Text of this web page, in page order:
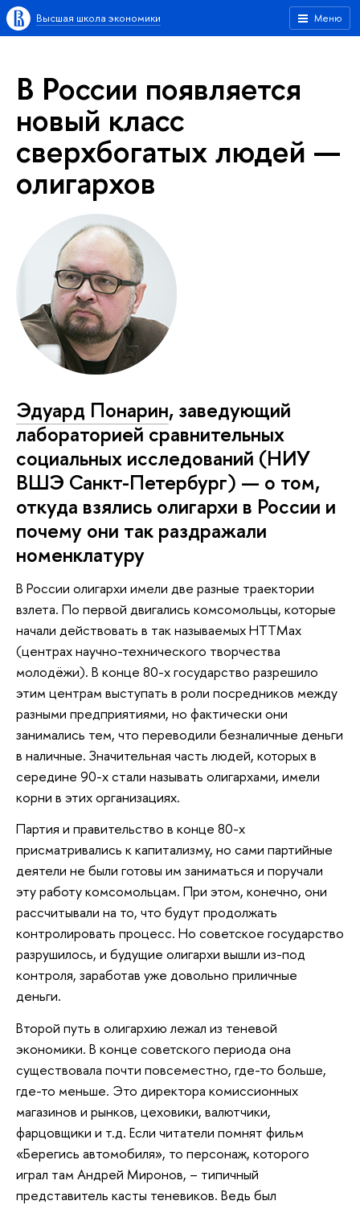
Меню
Высшая школа экономики
В России появляется
новый класс
сверхбогатых людей —
олигархов
Эдуард Понарин, заведующий
лабораторией сравнительных
социальных исследований (НИУ
ВШЭ Санкт-Петербург) — о том,
откуда взялись олигархи в России и
почему они так раздражали
номенклатуру
В России олигархи имели две разные траектории
взлета. По первой двигались комсомольцы, которые
начали действовать в так называемых НТТМах
(центрах научно-технического творчества
молодёжи). В конце 80-х государство разрешило
этим центрам выступать в роли посредников между
разными предприятиями, но фактически они
занимались тем, что переводили безналичные деньги
в наличные. Значительная часть людей, которых в
середине 90-х стали называть олигархами, имели
корни в этих организациях.
Партия и правительство в конце 80-х
присматривались к капитализму, но сами партийные
деятели не были готовы им заниматься и поручали
эту работу комсомольцам. При этом, конечно, они
рассчитывали на то, что будут продолжать
контролировать процесс. Но советское государство
разрушилось, и будущие олигархи вышли из-под
контроля, заработав уже довольно приличные
деньги.
Второй путь в олигархию лежал из теневой
экономики. В конце советского периода она
существовала почти повсеместно, где-то больше,
где-то меньше. Это директора комиссионных
магазинов и рынков, цеховики, валютчики,
фарцовщики и т.д. Если читатели помнят фильм
«Берегись автомобиля», то персонаж, которого
играл там Андрей Миронов, – типичный
представитель касты теневиков. Ведь был